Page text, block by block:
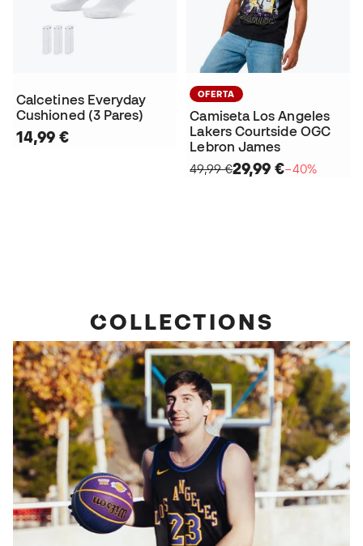
Calcetines Everyday
Cushioned (3 Pares)
14,99 €
OFERTA
Camiseta Los Angeles
Lakers Courtside OGC
Lebron James
49,99 €29,99 €−40%
COLLECTIONS